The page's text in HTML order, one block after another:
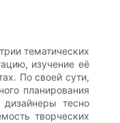
тематических
изучение её
По своей сути,
планирования
тесно
творческих